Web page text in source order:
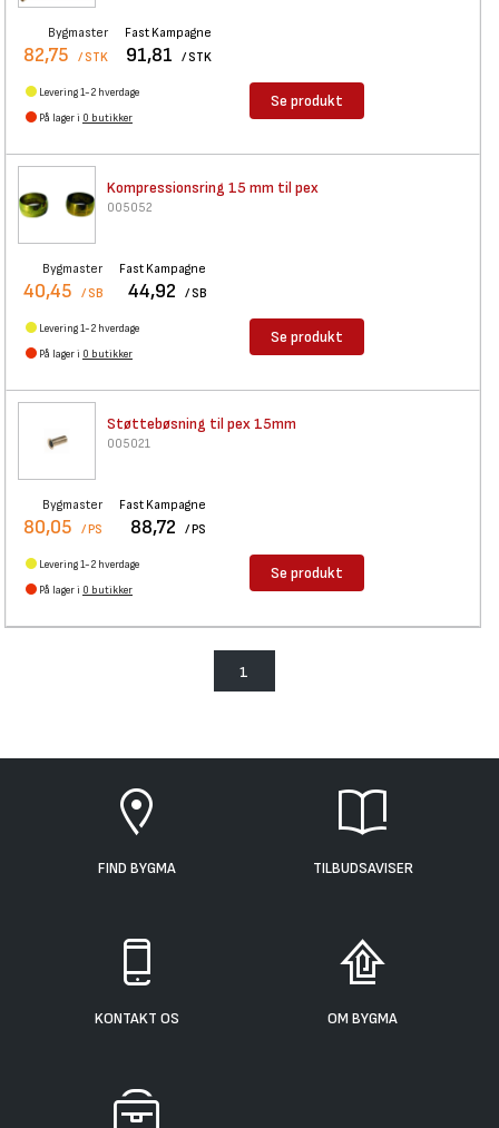
Bygmaster
82,75 / STK
Fast Kampagne
91,81 / STK
Levering 1-2 hverdage
På lager i 0 butikker
Se produkt
Kompressionsring 15 mm til pex
005052
Bygmaster
40,45 / SB
Fast Kampagne
44,92 / SB
Levering 1-2 hverdage
På lager i 0 butikker
Se produkt
Støttebøsning til pex 15mm
005021
Bygmaster
80,05 / PS
Fast Kampagne
88,72 / PS
Levering 1-2 hverdage
På lager i 0 butikker
Se produkt
1
FIND BYGMA TILBUDSAVISER
KONTAKT OS OM BYGMA